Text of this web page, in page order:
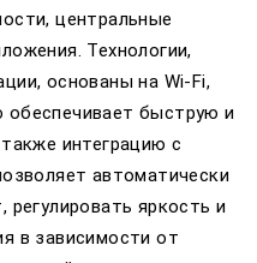
центральные
Технологии,
основаны на Wi-Fi,
обеспечивает быструю и
интеграцию с
автоматически
яркость и
в зависимости от